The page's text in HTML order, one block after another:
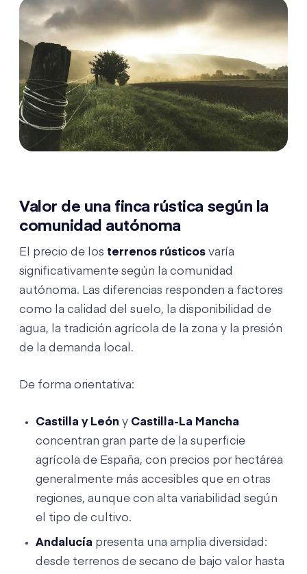
Valor de una finca rústica según la
comunidad autónoma
El precio de los terrenos rústicos varía
significativamente según la comunidad
autónoma. Las diferencias responden a factores
como la calidad del suelo, la disponibilidad de
agua, la tradición agrícola de la zona y la presión
de la demanda local.
De forma orientativa:
Castilla y León y Castilla-La Mancha
concentran gran parte de la superficie
agrícola de España, con precios por hectárea
generalmente más accesibles que en otras
regiones, aunque con alta variabilidad según
el tipo de cultivo.
Andalucía presenta una amplia diversidad:
desde terrenos de secano de bajo valor hasta